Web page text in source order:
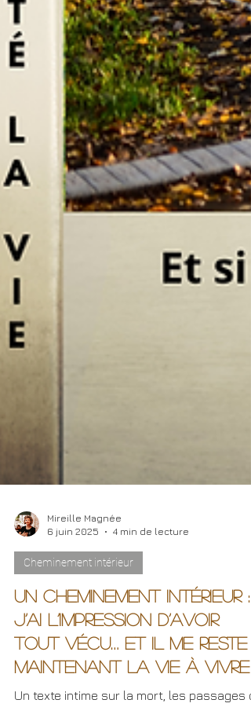
Mireille Magnée
6 juin 2025
4 min de lecture
Cheminement intérieur
Un cheminement intérieur :
j’ai l’impression d’avoir
tout vécu… et il me reste
maintenant la vie à vivre